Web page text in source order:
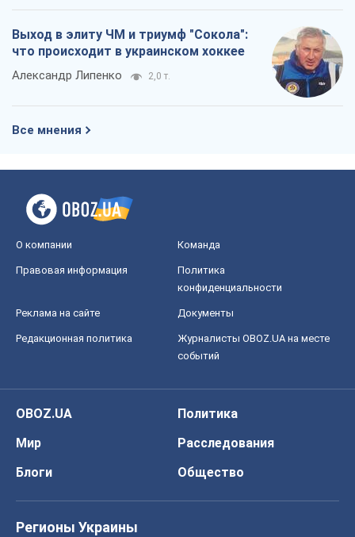
Выход в элиту ЧМ и триумф "Сокола":
что происходит в украинском хоккее
Александр Липенко 2,0 т.
Все мнения
О компании Команда
Правовая информация
Политика
конфиденциальности
Реклама на сайте Документы
Редакционная политика
Журналисты OBOZ.UA на месте
событий
OBOZ.UA
Политика
Мир
Расследования
Блоги
Общество
Регионы Украины